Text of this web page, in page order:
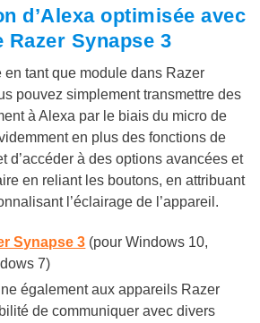
d’Alexa optimisée avec
Razer Synapse 3
tant que module dans Razer
pouvez simplement transmettre des
à Alexa par le biais du micro de
en plus des fonctions de
d’accéder à des options avancées et
en reliant les boutons, en attribuant
l’éclairage de l’appareil.
Synapse 3 (pour Windows 10,
7)
également aux appareils Razer
de communiquer avec divers